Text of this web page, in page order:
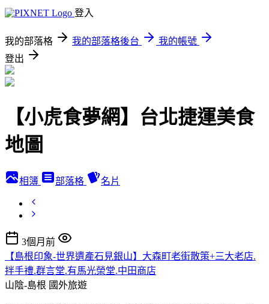
登入
我的部落格 我的部落格後台
我的帳號
登出
【小虎食夢網】台北捷運美食
地圖
相簿 部落格 名片
3個月前
【島根印象-世界遺產石見銀山】大森町老街散策+三大老店.
拌手禮.群言堂.有馬光榮堂.中田商店
山陰-島根 國外旅遊